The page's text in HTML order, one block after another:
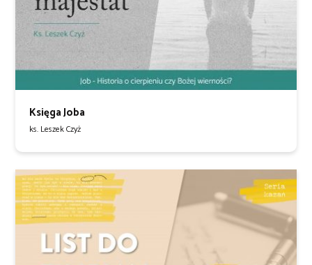
Księga Joba
ks. Leszek Czyż